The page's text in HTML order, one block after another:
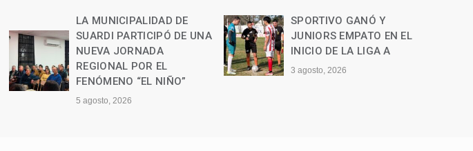
SPORTIVO GANÓ Y
JUNIORS EMPATO EN EL
INICIO DE LA LIGA A
3 agosto, 2026
BRINKMANN: UN
CAMIONERO SUFRIÓ
LESIONES GRAVES TRAS UN
ACCIDENTE EN RUTA